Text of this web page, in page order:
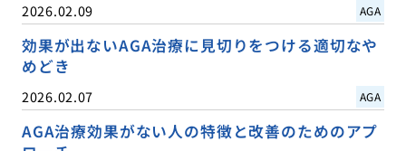
2026.02.09 AGA
効果が出ないAGA治療に見切りをつける適切なや
めどき
2026.02.07 AGA
AGA治療効果がない人の特徴と改善のためのアプ